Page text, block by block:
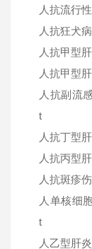
人抗流行
人抗狂犬
人抗甲型
人抗甲型
人抗副流
t
人抗丁型
人抗丙型
人抗斑疹
人单核细
t
人乙型肝